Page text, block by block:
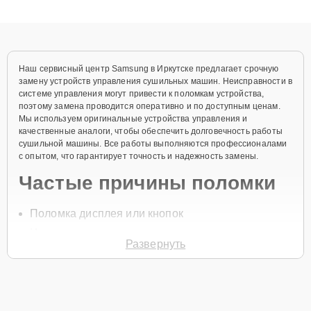
Наш сервисный центр Samsung в Иркутске предлагает срочную
замену устройств управления сушильных машин. Неисправности в
системе управления могут привести к поломкам устройства,
поэтому замена проводится оперативно и по доступным ценам.
Мы используем оригинальные устройства управления и
качественные аналоги, чтобы обеспечить долговечность работы
сушильной машины. Все работы выполняются профессионалами
с опытом, что гарантирует точность и надежность замены.
Частые причины поломки
Поломка дисплея или кнопок
Неправильная эксплуатация
Развернуть